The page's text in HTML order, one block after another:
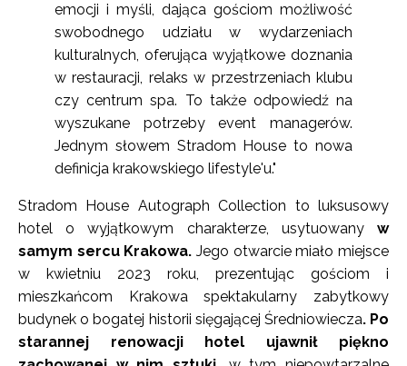
emocji i myśli, dająca gościom możliwość
swobodnego udziału w wydarzeniach
kulturalnych, oferująca wyjątkowe doznania
w restauracji, relaks w przestrzeniach klubu
czy centrum spa. To także odpowiedź na
wyszukane potrzeby event managerów.
Jednym słowem Stradom House to nowa
definicja krakowskiego lifestyle'u."
Stradom House Autograph Collection to luksusowy
hotel o wyjątkowym charakterze, usytuowany w
samym sercu Krakowa. Jego otwarcie miało miejsce
w kwietniu 2023 roku, prezentując gościom i
mieszkańcom Krakowa spektakularny zabytkowy
budynek o bogatej historii sięgającej Średniowiecza. Po
starannej renowacji hotel ujawnił piękno